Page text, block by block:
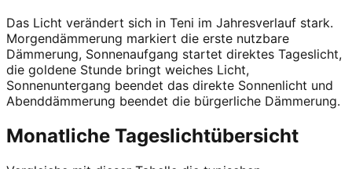
Das Licht verändert sich in Teni im Jahresverlauf stark.
Morgendämmerung markiert die erste nutzbare
Dämmerung, Sonnenaufgang startet direktes Tageslicht,
die goldene Stunde bringt weiches Licht,
Sonnenuntergang beendet das direkte Sonnenlicht und
Abenddämmerung beendet die bürgerliche Dämmerung.
Monatliche Tageslichtübersicht